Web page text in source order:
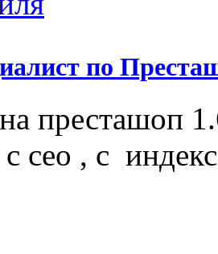
по
престашоп
сео , с